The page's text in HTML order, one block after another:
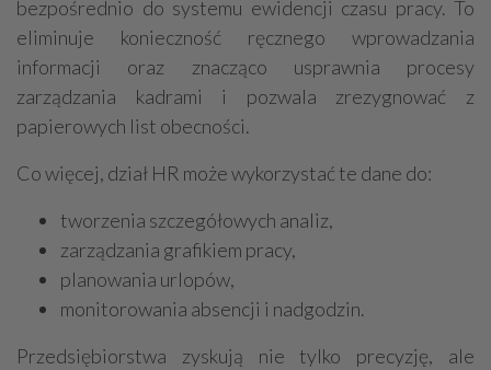
bezpośrednio do systemu ewidencji czasu pracy. To
eliminuje konieczność ręcznego wprowadzania
informacji oraz znacząco usprawnia procesy
zarządzania kadrami i pozwala zrezygnować z
papierowych list obecności.
Co więcej, dział HR może wykorzystać te dane do:
tworzenia szczegółowych analiz,
zarządzania grafikiem pracy,
planowania urlopów,
monitorowania absencji i nadgodzin.
Przedsiębiorstwa zyskują nie tylko precyzję, ale